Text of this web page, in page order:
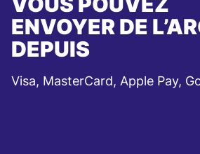
ENVOYER DE
DEPUIS
Visa, MasterCard, Apple Pay,